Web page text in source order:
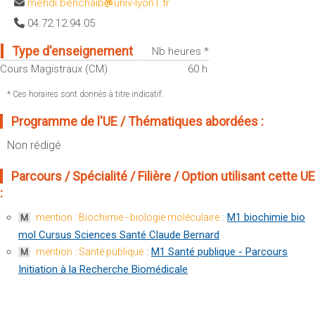
Sportives)
UFR FS (Chimie, Mathématique, Physique)
UFR Biosciences (Biologie, Biochimie)
GEP (Génie Electrique des Procédés - Département composante)
Informatique (Département Composante)
Fermer
OUTILS
Intranet des personnels
Messagerie
Stage et emploi
Portefeuille d'Expériences et
de Compétences
Fermer
mehdi.benchaib
univ-lyon1.fr
04.72.12.94.05
Type d'enseignement
Nb heures *
Cours Magistraux (CM)
60 h
* Ces horaires sont donnés à titre indicatif.
Programme de l'UE / Thématiques abordées :
Non rédigé
Parcours / Spécialité / Filière / Option utilisant cette UE
:
M mention : Biochimie - biologie moléculaire : M1 biochimie bio
mol Cursus Sciences Santé Claude Bernard
M mention : Santé publique : M1 Santé publique - Parcours
Initiation à la Recherche Biomédicale